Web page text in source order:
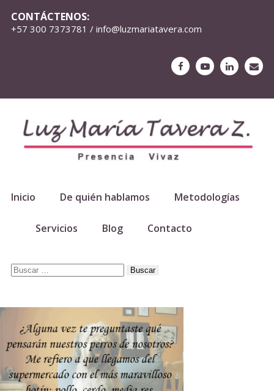
CONTÁCTENOS:
+57 300 7373781 / info@luzmariatavera.com
Inicio De quién hablamos Metodologías
Servicios Blog Contacto
Buscar: